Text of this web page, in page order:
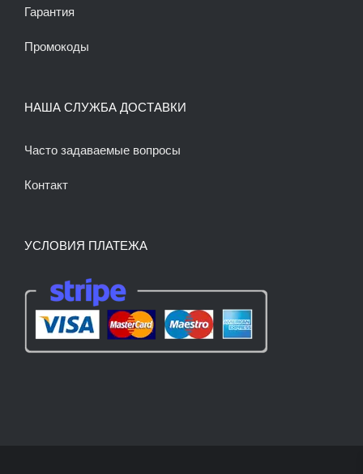
Гарантия
Промокоды
НАША СЛУЖБА ДОСТАВКИ
Часто задаваемые вопросы
Контакт
УСЛОВИЯ ПЛАТЕЖА